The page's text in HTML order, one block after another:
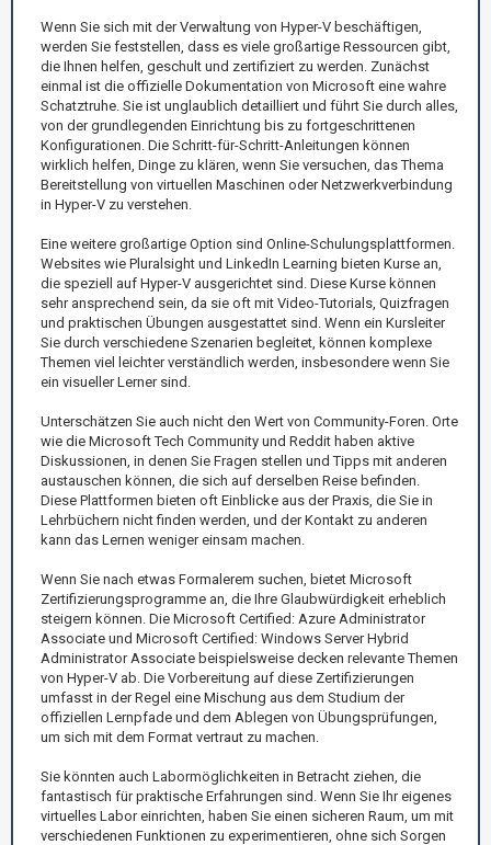
Wenn Sie sich mit der Verwaltung von Hyper-V beschäftigen,
werden Sie feststellen, dass es viele großartige Ressourcen gibt,
die Ihnen helfen, geschult und zertifiziert zu werden. Zunächst
einmal ist die offizielle Dokumentation von Microsoft eine wahre
Schatztruhe. Sie ist unglaublich detailliert und führt Sie durch alles,
von der grundlegenden Einrichtung bis zu fortgeschrittenen
Konfigurationen. Die Schritt-für-Schritt-Anleitungen können
wirklich helfen, Dinge zu klären, wenn Sie versuchen, das Thema
Bereitstellung von virtuellen Maschinen oder Netzwerkverbindung
in Hyper-V zu verstehen.
Eine weitere großartige Option sind Online-Schulungsplattformen.
Websites wie Pluralsight und LinkedIn Learning bieten Kurse an,
die speziell auf Hyper-V ausgerichtet sind. Diese Kurse können
sehr ansprechend sein, da sie oft mit Video-Tutorials, Quizfragen
und praktischen Übungen ausgestattet sind. Wenn ein Kursleiter
Sie durch verschiedene Szenarien begleitet, können komplexe
Themen viel leichter verständlich werden, insbesondere wenn Sie
ein visueller Lerner sind.
Unterschätzen Sie auch nicht den Wert von Community-Foren. Orte
wie die Microsoft Tech Community und Reddit haben aktive
Diskussionen, in denen Sie Fragen stellen und Tipps mit anderen
austauschen können, die sich auf derselben Reise befinden.
Diese Plattformen bieten oft Einblicke aus der Praxis, die Sie in
Lehrbüchern nicht finden werden, und der Kontakt zu anderen
kann das Lernen weniger einsam machen.
Wenn Sie nach etwas Formalerem suchen, bietet Microsoft
Zertifizierungsprogramme an, die Ihre Glaubwürdigkeit erheblich
steigern können. Die Microsoft Certified: Azure Administrator
Associate und Microsoft Certified: Windows Server Hybrid
Administrator Associate beispielsweise decken relevante Themen
von Hyper-V ab. Die Vorbereitung auf diese Zertifizierungen
umfasst in der Regel eine Mischung aus dem Studium der
offiziellen Lernpfade und dem Ablegen von Übungsprüfungen,
um sich mit dem Format vertraut zu machen.
Sie könnten auch Labormöglichkeiten in Betracht ziehen, die
fantastisch für praktische Erfahrungen sind. Wenn Sie Ihr eigenes
virtuelles Labor einrichten, haben Sie einen sicheren Raum, um mit
verschiedenen Funktionen zu experimentieren, ohne sich Sorgen